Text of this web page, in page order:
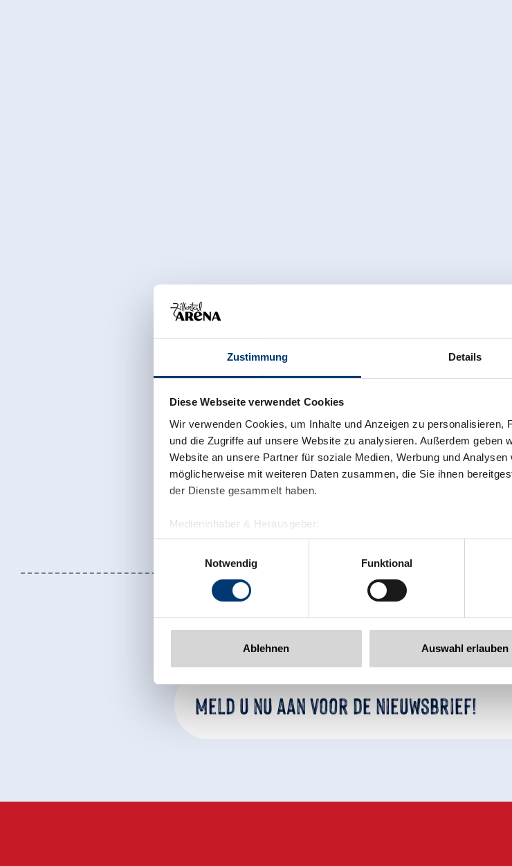
Zustimmung Details
Diese Webseite verwendet Cookies
Wir verwenden Cookies, um Inhalte und Anzeigen zu personalisieren,
und die Zugriffe auf unsere Website zu analysieren. Außerdem geben
Website an unsere Partner für soziale Medien, Werbung und
möglicherweise mit weiteren Daten zusammen, die Sie ihnen
der Dienste gesammelt haben.
Medieninhaber & Herausgeber:
Zeller Bergbahnen Zillertal GmbH & Co KG
Rohr 23// A-6280 Zell am Ziller
www.zillertalarena.com
Notwendig
Funktional
Ablehnen Auswahl erlauben
Meld u nu aan voor de nieuwsbrief!